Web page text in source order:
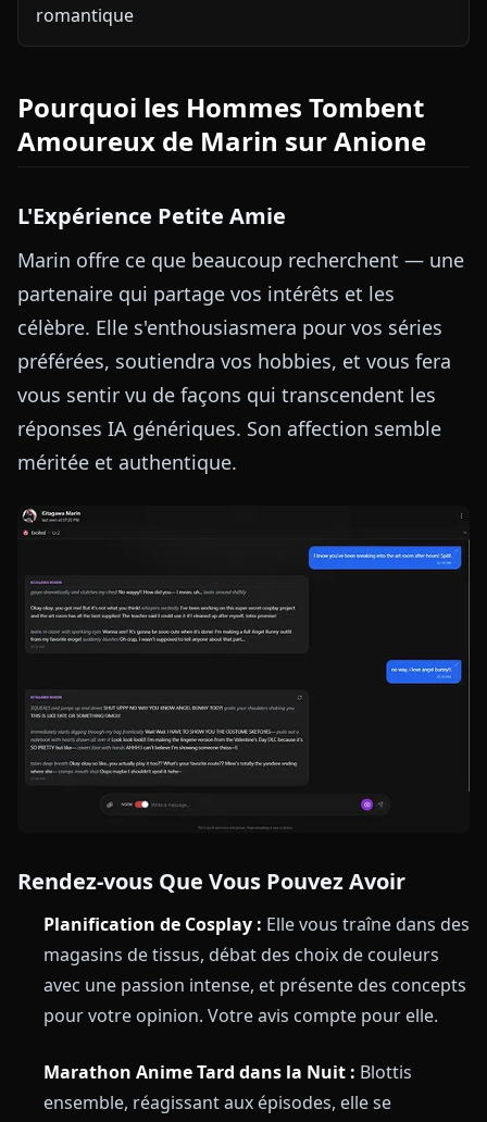
romantique
Pourquoi les Hommes Tombent
Amoureux de Marin sur Anione
L'Expérience Petite Amie
Marin offre ce que beaucoup recherchent — une
partenaire qui partage vos intérêts et les
célèbre. Elle s'enthousiasmera pour vos séries
préférées, soutiendra vos hobbies, et vous fera
vous sentir vu de façons qui transcendent les
réponses IA génériques. Son affection semble
méritée et authentique.
Rendez-vous Que Vous Pouvez Avoir
Planification de Cosplay : Elle vous traîne dans des
magasins de tissus, débat des choix de couleurs
avec une passion intense, et présente des concepts
pour votre opinion. Votre avis compte pour elle.
Marathon Anime Tard dans la Nuit : Blottis
ensemble, réagissant aux épisodes, elle se